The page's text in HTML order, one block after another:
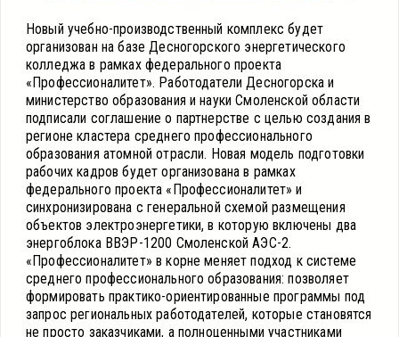
Новый учебно-производственный комплекс будет
организован на базе Десногорского энергетического
колледжа в рамках федерального проекта
«Профессионалитет». Работодатели Десногорска и
министерство образования и науки Смоленской области
подписали соглашение о партнерстве с целью создания в
регионе кластера среднего профессионального
образования атомной отрасли. Новая модель подготовки
рабочих кадров будет организована в рамках
федерального проекта «Профессионалитет» и
синхронизирована с генеральной схемой размещения
объектов электроэнергетики, в которую включены два
энергоблока ВВЭР-1200 Смоленской АЭС-2.
«Профессионалитет» в корне меняет подход к системе
среднего профессионального образования: позволяет
формировать практико-ориентированные программы под
запрос региональных работодателей, которые становятся
не просто заказчиками, а полноценными участниками